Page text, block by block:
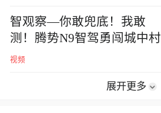
智观察—你敢兜底！我敢
测！腾势N9智驾勇闯城中村
视频
展开更多